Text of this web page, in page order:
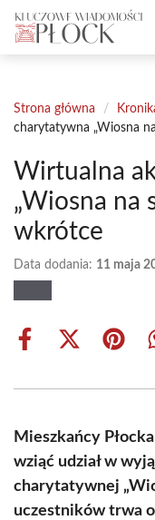
Przejdź
treści
Strona główna /
charytatywna „Wiosna
Wirtualna
„Wiosna na
wkrótce
Data dodania: 11 maja
Share
Share
(Twitter)
Share
Mieszkańcy
wziąć udział w
charytatywnej
uczestników trwa